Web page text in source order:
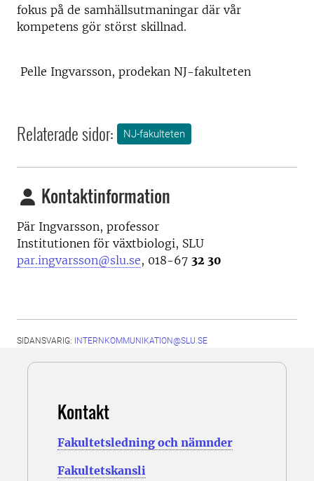
fokus på de samhällsutmaningar där vår
kompetens gör störst skillnad.
Pelle Ingvarsson, prodekan NJ-fakulteten
Relaterade sidor: NJ-fakulteten
Kontaktinformation
Pär Ingvarsson, professor
Institutionen för växtbiologi, SLU
par.ingvarsson@slu.se, 018-67 32 30
SIDANSVARIG: INTERNKOMMUNIKATION@SLU.SE
Kontakt
Fakultetsledning och nämnder
Fakultetskansli